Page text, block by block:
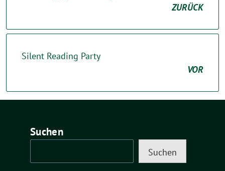
ZURÜCK
Silent Reading Party
VOR
Suchen
Suchen